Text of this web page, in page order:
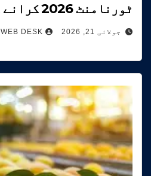
ٹورنامنٹ 2026 کرانے کا اعلان
جولائی 21, 2026 WEB DESK